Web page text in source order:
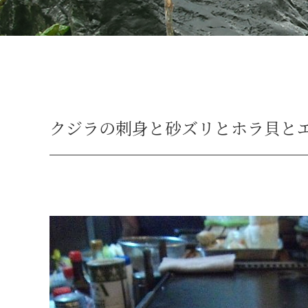
クジラの刺身と砂ズリとホラ貝と